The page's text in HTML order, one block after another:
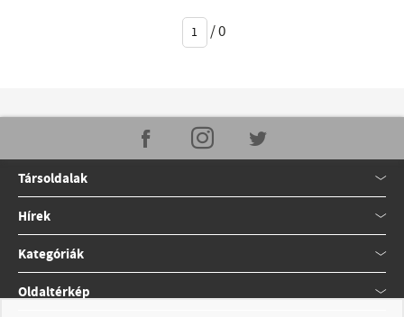
/0
Társoldalak
Hírek
Kategóriák
Oldaltérkép